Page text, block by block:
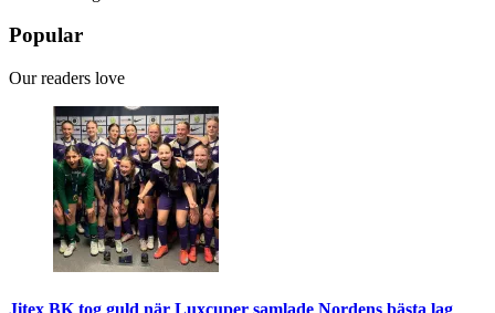
Popular
Our readers love